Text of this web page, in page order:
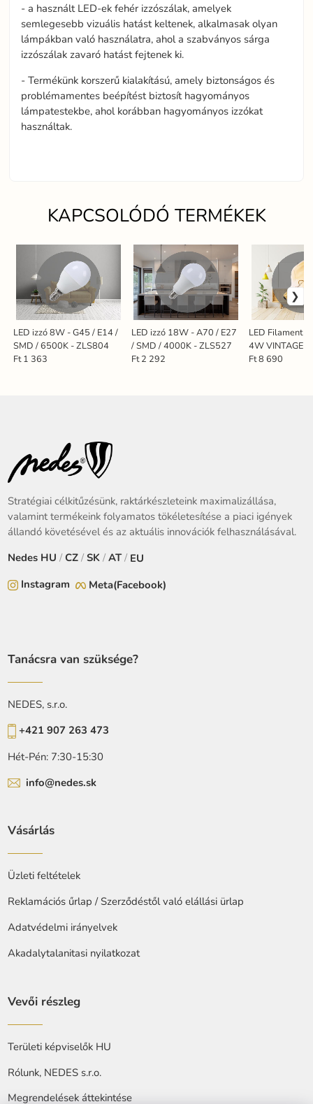
- a használt LED-ek fehér izzószálak, amelyek
semlegesebb vizuális hatást keltenek, alkalmasak olyan
lámpákban való használatra, ahol a szabványos sárga
izzószálak zavaró hatást fejtenek ki.
- Termékünk korszerű kialakítású, amely biztonságos és
problémamentes beépítést biztosít hagyományos
lámpatestekbe, ahol korábban hagyományos izzókat
használtak.
KAPCSOLÓDÓ TERMÉKEK
LED izzó 8W - G45 / E14 /
SMD / 6500K - ZLS804
Ft 1 363
LED izzó 18W - A70 / E27
/ SMD / 4000K - ZLS527
Ft 2 292
LED Filament
4W VINTAGE -
/ 2000K -
Ft 8 690
Stratégiai célkitűzésünk, raktárkészleteink maximalizállása,
valamint termékeink folyamatos tökéletesítése a piaci igények
állandó követésével és az aktuális innovációk felhasználásával.
Nedes HU /CZ /SK / AT/ EU
Instagram
Meta(Facebook)
Tanácsra van szüksége?
NEDES, s.r.o.
+421 907 263 473
Hét-Pén: 7:30-15:30
info@nedes.sk
Vásárlás
Üzleti feltételek
Reklamációs űrlap / Szerződéstől való elállási ürlap
Adatvédelmi irányelvek
Akadalytalanitasi nyilatkozat
Vevői részleg
Területi képviselők HU
Rólunk, NEDES s.r.o.
Megrendelések áttekintése